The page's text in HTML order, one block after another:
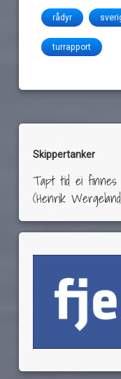
rådyr
turrapport
Skippertanker
Tapt tid ei finnes
(Henrik